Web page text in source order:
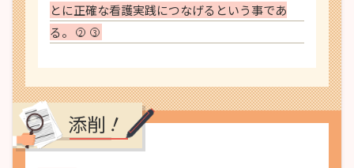
とに正確な看護実践につなげるという事であ
る。
2 3
添削！